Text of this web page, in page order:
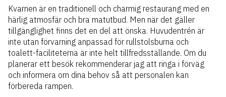
Kvarnen är en traditionell och charmig restaurang med en
härlig atmosfär och bra matutbud. Men när det gäller
tillgänglighet finns det en del att önska. Huvudentrén är
inte utan förvarning anpassad för rullstolsburna och
toalett-faciliteterna är inte helt tillfredsställande. Om du
planerar ett besök rekommenderar jag att ringa i förväg
och informera om dina behov så att personalen kan
förbereda rampen.